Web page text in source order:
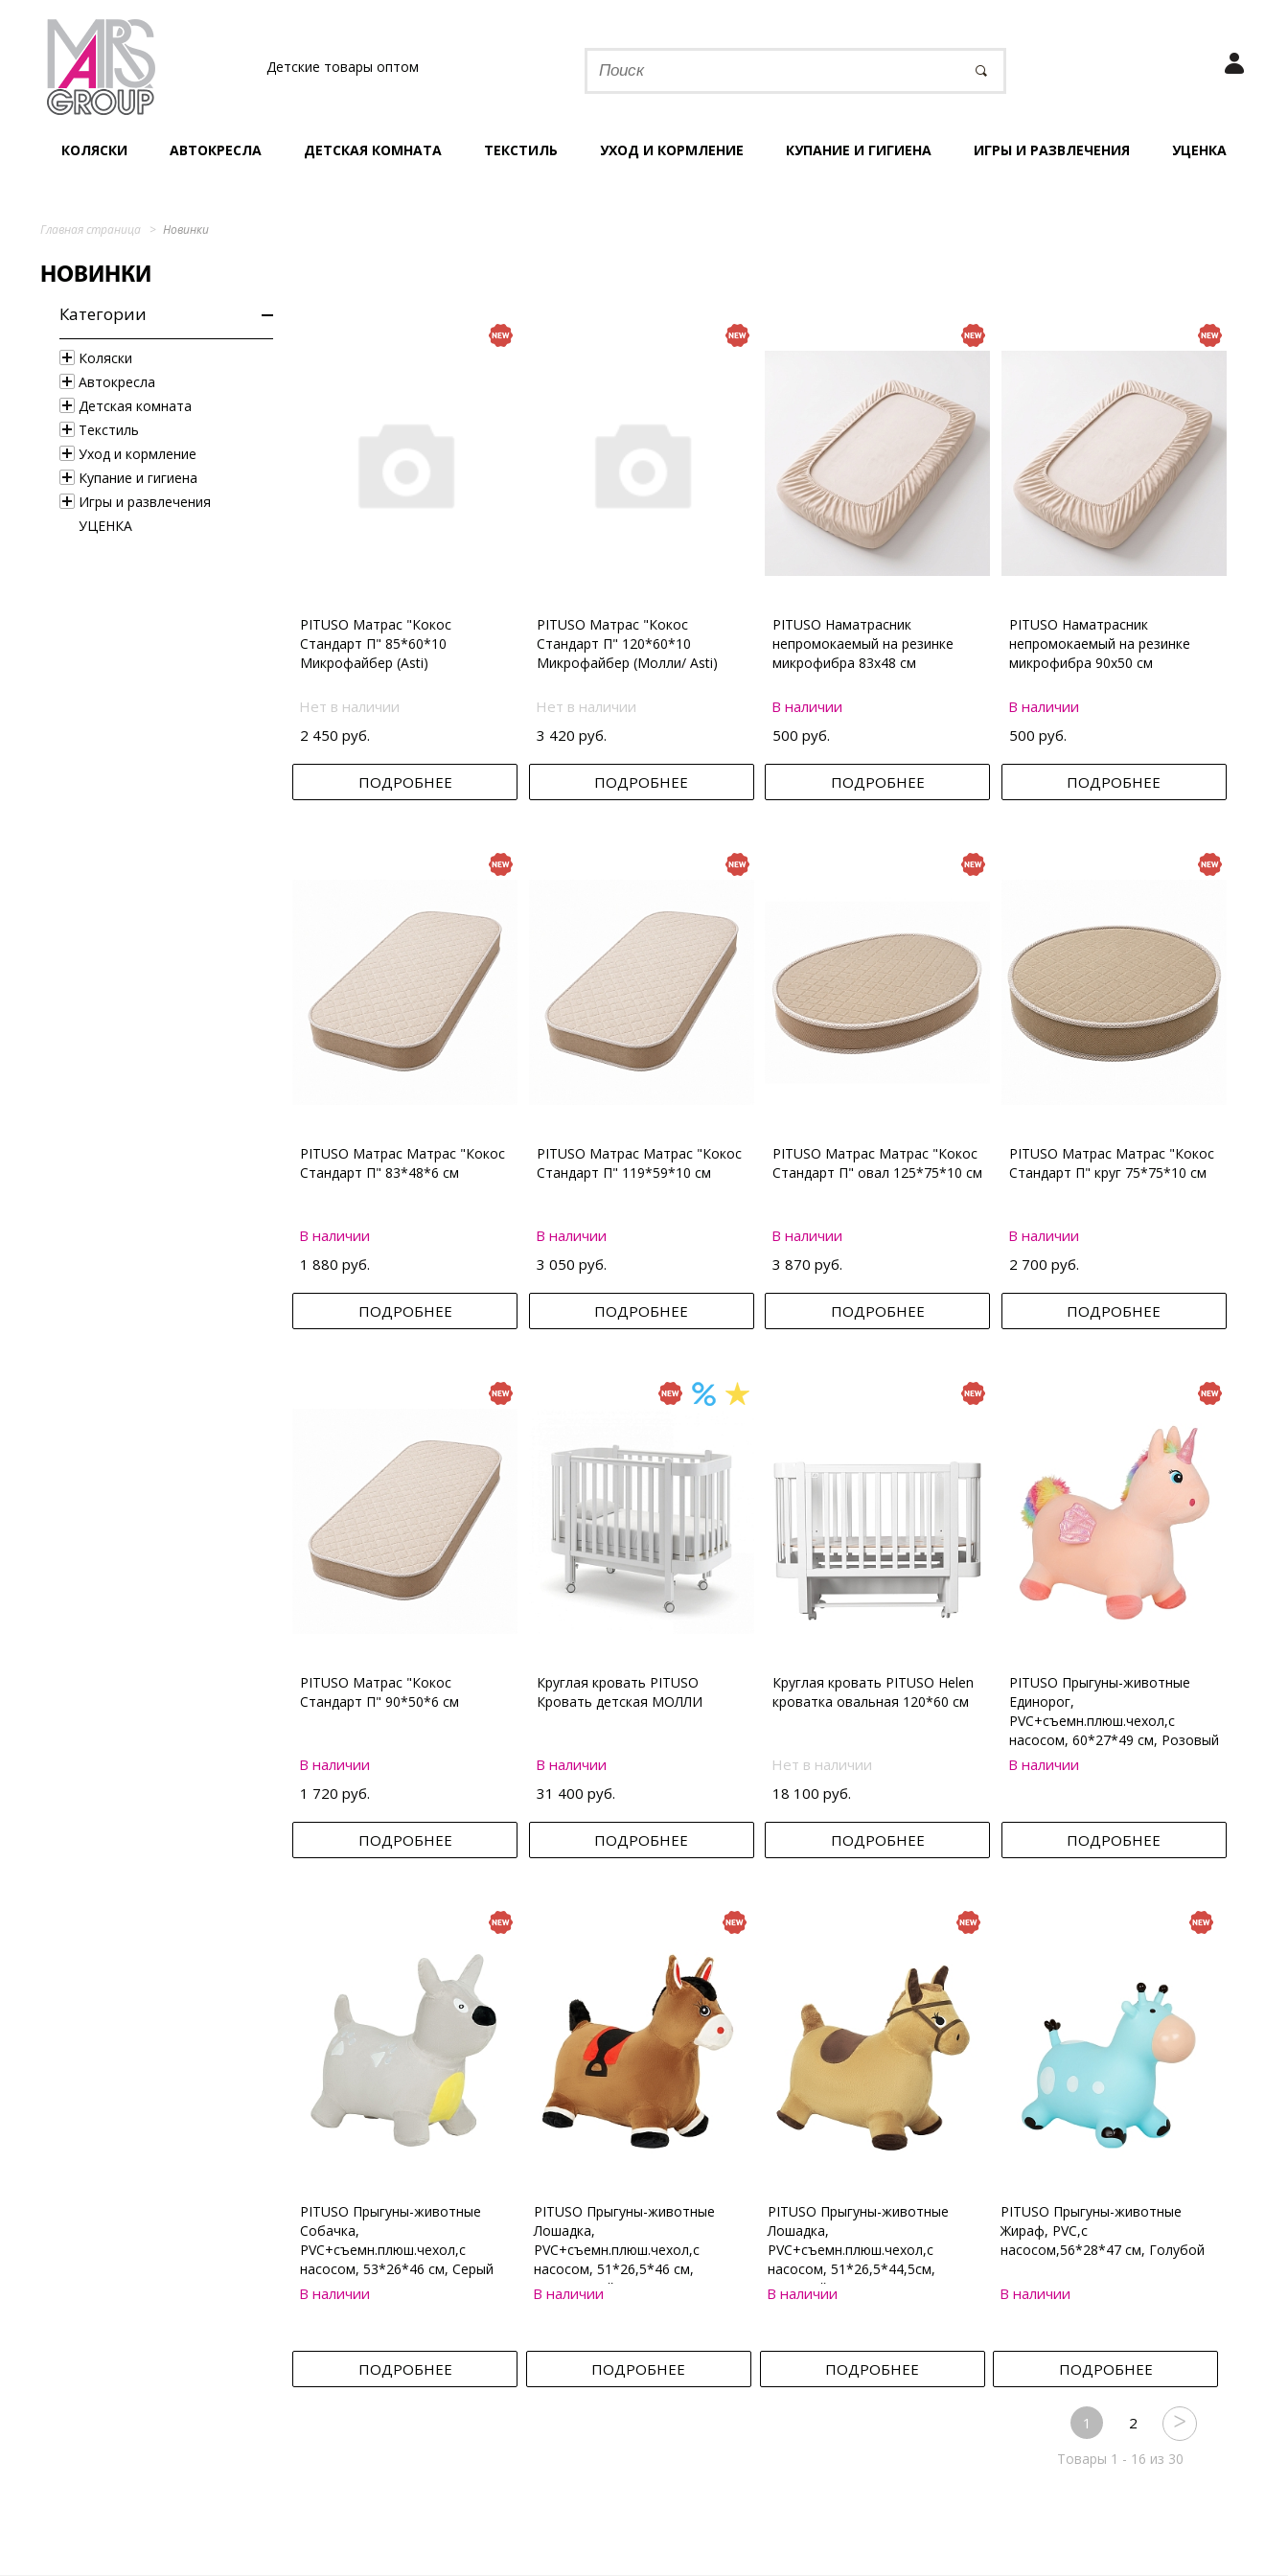
Детские товары оптом
КОЛЯСКИ АВТОКРЕСЛА ДЕТСКАЯ КОМНАТА ТЕКСТИЛЬ УХОД И КОРМЛЕНИЕ КУПАНИЕ И ГИГИЕНА ИГРЫ И РАЗВЛЕЧЕНИЯ УЦЕНКА
Главная страница Новинки
НОВИНКИ
Категории
Коляски
Автокресла
Детская комната
Текстиль
Уход и кормление
Купание и гигиена
Игры и развлечения
УЦЕНКА
PITUSO Матрас "Кокос
Стандарт П" 85*60*10
Микрофайбер (Asti)
Нет в наличии
2 450 руб.
ПОДРОБНЕЕ
PITUSO Матрас "Кокос
Стандарт П" 120*60*10
Микрофайбер (Молли/ Asti)
Нет в наличии
3 420 руб.
ПОДРОБНЕЕ
PITUSO Наматрасник
непромокаемый на резинке
микрофибра 83х48 см
В наличии
500 руб.
ПОДРОБНЕЕ
PITUSO Наматрасник
непромокаемый на резинке
микрофибра 90х50 см
В наличии
500 руб.
ПОДРОБНЕЕ
PITUSO Матрас Матрас "Кокос
Стандарт П" 83*48*6 см
В наличии
1 880 руб.
ПОДРОБНЕЕ
PITUSO Матрас Матрас "Кокос
Стандарт П" 119*59*10 см
В наличии
3 050 руб.
ПОДРОБНЕЕ
PITUSO Матрас Матрас "Кокос
Стандарт П" овал 125*75*10 см
В наличии
3 870 руб.
ПОДРОБНЕЕ
PITUSO Матрас Матрас "Кокос
Стандарт П" круг 75*75*10 см
В наличии
2 700 руб.
ПОДРОБНЕЕ
PITUSO Матрас "Кокос
Стандарт П" 90*50*6 см
В наличии
1 720 руб.
ПОДРОБНЕЕ
Круглая кровать PITUSO
Кровать детская МОЛЛИ
В наличии
31 400 руб.
ПОДРОБНЕЕ
Круглая кровать PITUSO Helen
кроватка овальная 120*60 см
Нет в наличии
18 100 руб.
ПОДРОБНЕЕ
PITUSO Прыгуны-животные
Единорог,
PVC+съемн.плюш.чехол,с
насосом, 60*27*49 см, Розовый
В наличии
ПОДРОБНЕЕ
PITUSO Прыгуны-животные
Собачка,
PVC+съемн.плюш.чехол,с
насосом, 53*26*46 см, Серый
В наличии
ПОДРОБНЕЕ
PITUSO Прыгуны-животные
Лошадка,
PVC+съемн.плюш.чехол,с
насосом, 51*26,5*46 см,
Коричневый
В наличии
ПОДРОБНЕЕ
PITUSO Прыгуны-животные
Лошадка,
PVC+съемн.плюш.чехол,с
насосом, 51*26,5*44,5см,
Бежевый
В наличии
ПОДРОБНЕЕ
PITUSO Прыгуны-животные
Жираф, PVC,с
насосом,56*28*47 см, Голубой
В наличии
ПОДРОБНЕЕ
1 2
Товары 1 - 16 из 30